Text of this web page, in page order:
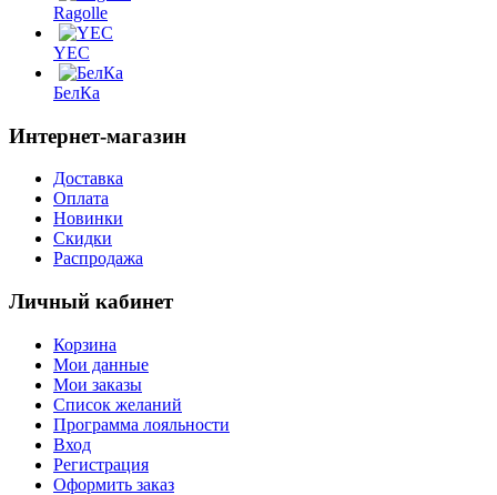
Ragolle
YEC
БелКа
Интернет-магазин
Доставка
Оплата
Новинки
Скидки
Распродажа
Личный кабинет
Корзина
Мои данные
Мои заказы
Список желаний
Программа лояльности
Вход
Регистрация
Оформить заказ